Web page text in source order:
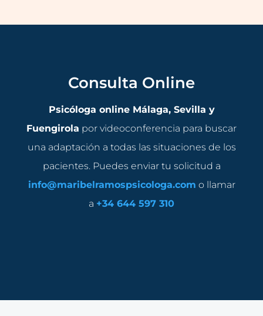
Consulta Online
Psicóloga online Málaga, Sevilla y
Fuengirola por videoconferencia para buscar
una adaptación a todas las situaciones de los
pacientes. Puedes enviar tu solicitud a
info@maribelramospsicologa.com o llamar
a +34 644 597 310